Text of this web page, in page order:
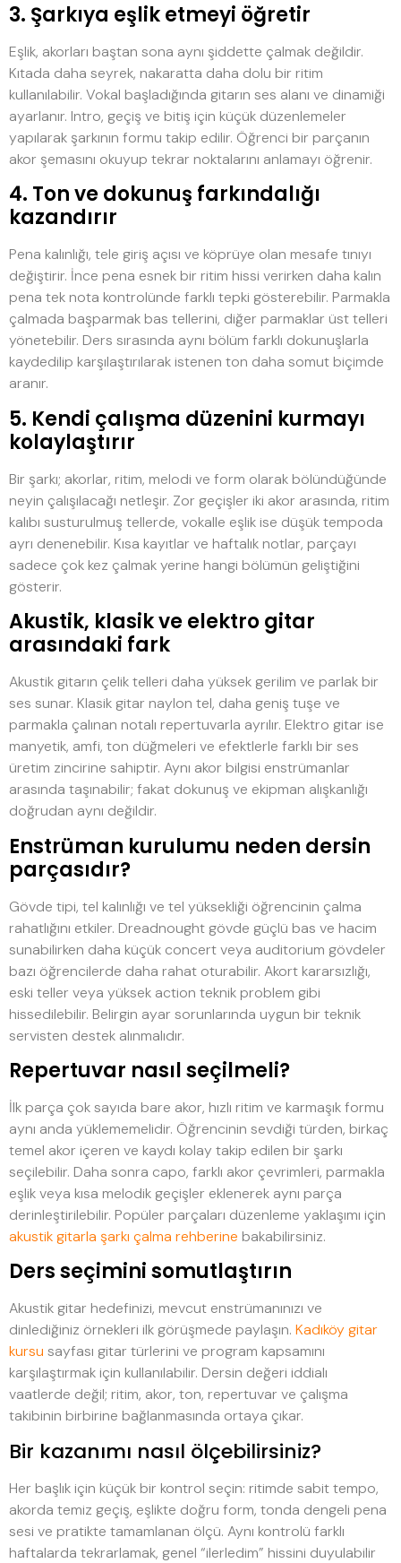
3. Şarkıya eşlik etmeyi öğretir
Eşlik, akorları baştan sona aynı şiddette çalmak değildir.
Kıtada daha seyrek, nakaratta daha dolu bir ritim
kullanılabilir. Vokal başladığında gitarın ses alanı ve dinamiği
ayarlanır. Intro, geçiş ve bitiş için küçük düzenlemeler
yapılarak şarkının formu takip edilir. Öğrenci bir parçanın
akor şemasını okuyup tekrar noktalarını anlamayı öğrenir.
4. Ton ve dokunuş farkındalığı
kazandırır
Pena kalınlığı, tele giriş açısı ve köprüye olan mesafe tınıyı
değiştirir. İnce pena esnek bir ritim hissi verirken daha kalın
pena tek nota kontrolünde farklı tepki gösterebilir. Parmakla
çalmada başparmak bas tellerini, diğer parmaklar üst telleri
yönetebilir. Ders sırasında aynı bölüm farklı dokunuşlarla
kaydedilip karşılaştırılarak istenen ton daha somut biçimde
aranır.
5. Kendi çalışma düzenini kurmayı
kolaylaştırır
Bir şarkı; akorlar, ritim, melodi ve form olarak bölündüğünde
neyin çalışılacağı netleşir. Zor geçişler iki akor arasında, ritim
kalıbı susturulmuş tellerde, vokalle eşlik ise düşük tempoda
ayrı denenebilir. Kısa kayıtlar ve haftalık notlar, parçayı
sadece çok kez çalmak yerine hangi bölümün geliştiğini
gösterir.
Akustik, klasik ve elektro gitar
arasındaki fark
Akustik gitarın çelik telleri daha yüksek gerilim ve parlak bir
ses sunar. Klasik gitar naylon tel, daha geniş tuşe ve
parmakla çalınan notalı repertuvarla ayrılır. Elektro gitar ise
manyetik, amfi, ton düğmeleri ve efektlerle farklı bir ses
üretim zincirine sahiptir. Aynı akor bilgisi enstrümanlar
arasında taşınabilir; fakat dokunuş ve ekipman alışkanlığı
doğrudan aynı değildir.
Enstrüman kurulumu neden dersin
parçasıdır?
Gövde tipi, tel kalınlığı ve tel yüksekliği öğrencinin çalma
rahatlığını etkiler. Dreadnought gövde güçlü bas ve hacim
sunabilirken daha küçük concert veya auditorium gövdeler
bazı öğrencilerde daha rahat oturabilir. Akort kararsızlığı,
eski teller veya yüksek action teknik problem gibi
hissedilebilir. Belirgin ayar sorunlarında uygun bir teknik
servisten destek alınmalıdır.
Repertuvar nasıl seçilmeli?
İlk parça çok sayıda bare akor, hızlı ritim ve karmaşık formu
aynı anda yüklememelidir. Öğrencinin sevdiği türden, birkaç
temel akor içeren ve kaydı kolay takip edilen bir şarkı
seçilebilir. Daha sonra capo, farklı akor çevrimleri, parmakla
eşlik veya kısa melodik geçişler eklenerek aynı parça
derinleştirilebilir. Popüler parçaları düzenleme yaklaşımı için
akustik gitarla şarkı çalma rehberine bakabilirsiniz.
Ders seçimini somutlaştırın
Akustik gitar hedefinizi, mevcut enstrümanınızı ve
dinlediğiniz örnekleri ilk görüşmede paylaşın. Kadıköy gitar
kursu sayfası gitar türlerini ve program kapsamını
karşılaştırmak için kullanılabilir. Dersin değeri iddialı
vaatlerde değil; ritim, akor, ton, repertuvar ve çalışma
takibinin birbirine bağlanmasında ortaya çıkar.
Bir kazanımı nasıl ölçebilirsiniz?
Her başlık için küçük bir kontrol seçin: ritimde sabit tempo,
akorda temiz geçiş, eşlikte doğru form, tonda dengeli pena
sesi ve pratikte tamamlanan ölçü. Aynı kontrolü farklı
haftalarda tekrarlamak, genel “ilerledim” hissini duyulabilir